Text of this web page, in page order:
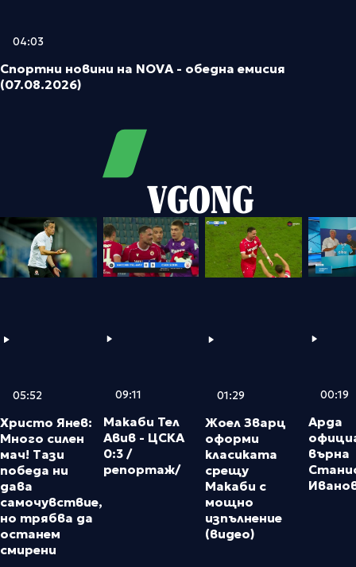
04:03
Спортни новини на NOVA - обедна емисия
(07.08.2026)
VGONG
05:52
Христо Янев:
Много силен
мач! Тази
победа ни
дава
самочувствие,
но трябва да
останем
смирени
09:11
Макаби Тел
Авив - ЦСКА
0:3 /
репортаж/
01:29
Жоел Зварц
оформи
класиката
срещу
Макаби с
мощно
изпълнение
(видео)
00:19
Арда
върна